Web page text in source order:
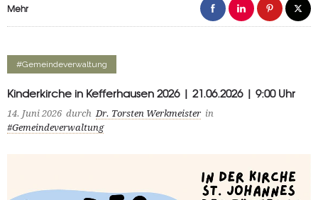
Mehr
#Gemeindeverwaltung
Kinderkirche in Kefferhausen 2026 | 21.06.2026 | 9:00 Uhr
14. Juni 2026 durch Dr. Torsten Werkmeister in
#Gemeindeverwaltung